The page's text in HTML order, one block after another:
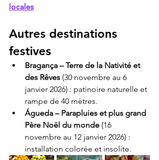
locales
Autres destinations
festives
Bragança – Terre de la Nativité et
des Rêves (30 novembre au 6
janvier 2026) : patinoire naturelle et
rampe de 40 mètres.
Águeda – Parapluies et plus grand
Père Noël du monde (16
novembre au 12 janvier 2026) :
installation colorée et insolite.